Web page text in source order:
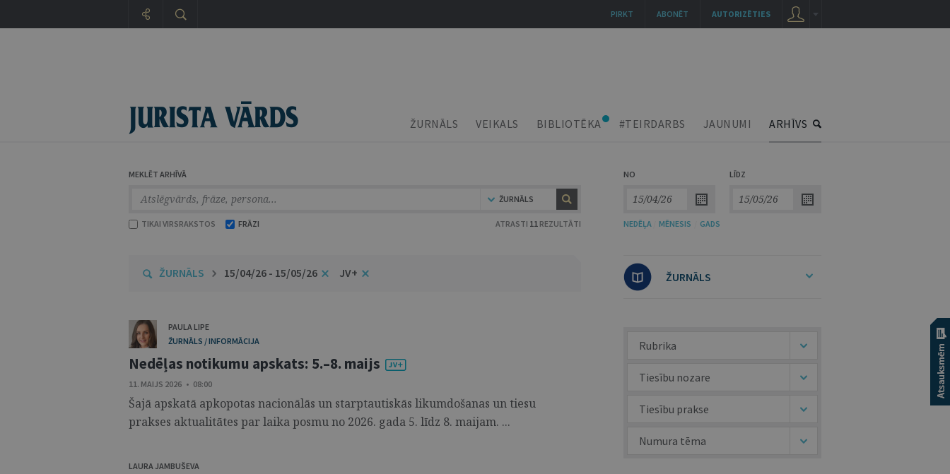
ŽURNĀLS VEIKALS BIBLIOTĒKA #TEIRDARBS JAUNUMI ARHĪVS
MEKLĒT ARHĪVĀ
ŽURNĀLS
TIKAI VIRSRAKSTOS FRĀZI ATRASTI 11 REZULTĀTI
NO LĪDZ
NEDĒĻA MĒNESIS GADS
ŽURNĀLS 15/04/26 - 15/05/26 JV+
PAULA LIPE
ŽURNĀLS / INFORMĀCIJA
Nedēļas notikumu apskats: 5.–8. maijs
11. MAIJS 2026 • 08:00
Šajā apskatā apkopotas nacionālās un starptautiskās likumdošanas un tiesu
prakses aktualitātes par laika posmu no 2026. gada 5. līdz 8. maijam. ...
LAURA JAMBUŠEVA
ŽURNĀLS
Rubrika
Tiesību nozare
Tiesību prakse
Numura tēma
AUTORIZĒTIES
ABONĒT
PIRKT